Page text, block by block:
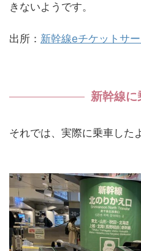
きないようです。
出所： 新幹線eチケットサ
新幹線に
それでは、実際に乗車した